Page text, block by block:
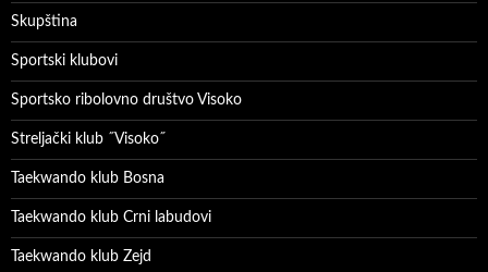
Skupština
Sportski klubovi
Sportsko ribolovno društvo Visoko
Streljački klub ˝Visoko˝
Taekwando klub Bosna
Taekwando klub Crni labudovi
Taekwando klub Zejd